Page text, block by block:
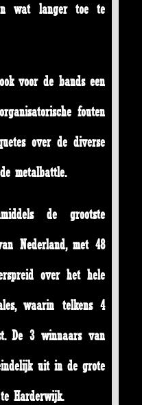
wat langer toe te
voor de bands een
fouten
over de diverse
metalbattle.
de grootste
Nederland, met 48
over het hele
waarin telkens 4
De 3 winnaars van
uit in de grote
Harderwijk.